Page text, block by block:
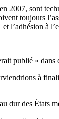
sont
toujours
à
publié « dans
à
dur des États